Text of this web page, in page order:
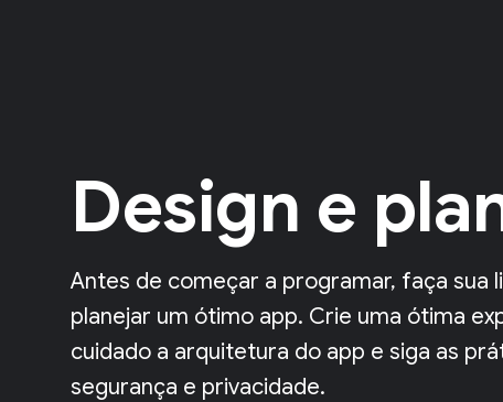
Design e
Antes de começar a programar, faça sua
planejar um ótimo app. Crie uma ótima
cuidado a arquitetura do app e siga as
segurança e privacidade.